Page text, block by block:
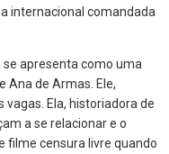
internacional comandada
se apresenta como uma
Ana de Armas. Ele,
Ela, historiadora de
a se relacionar e o
filme censura livre quando